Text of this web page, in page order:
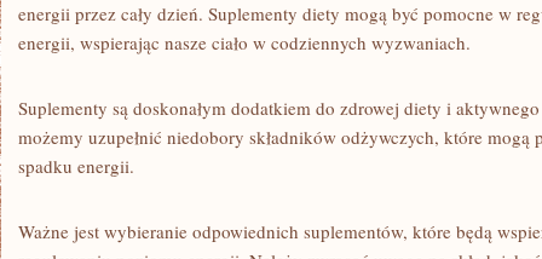
energii przez cały dzień. Suplementy diety mogą być pomocne w
energii, wspierając nasze ciało ⁢w codziennych wyzwaniach.
Suplementy są ‌doskonałym ​dodatkiem do zdrowej diety i
możemy uzupełnić niedobory składników odżywczych, które mogą
spadku energii.
Ważne jest wybieranie ⁣odpowiednich suplementów, które będą